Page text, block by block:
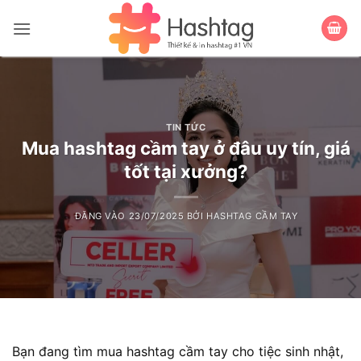
qua
TIN TỨC
Mua hashtag cầm tay ở đâu uy tín, giá
tốt tại xưởng?
ĐĂNG VÀO 23/07/2025 BỞI HASHTAG CẦM TAY
Bạn đang tìm mua hashtag cầm tay cho tiệc sinh nhật,